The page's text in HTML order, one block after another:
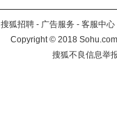
搜狐招聘 - 广告服务 - 客服中心
Copyright©2018
搜狐不良信息举